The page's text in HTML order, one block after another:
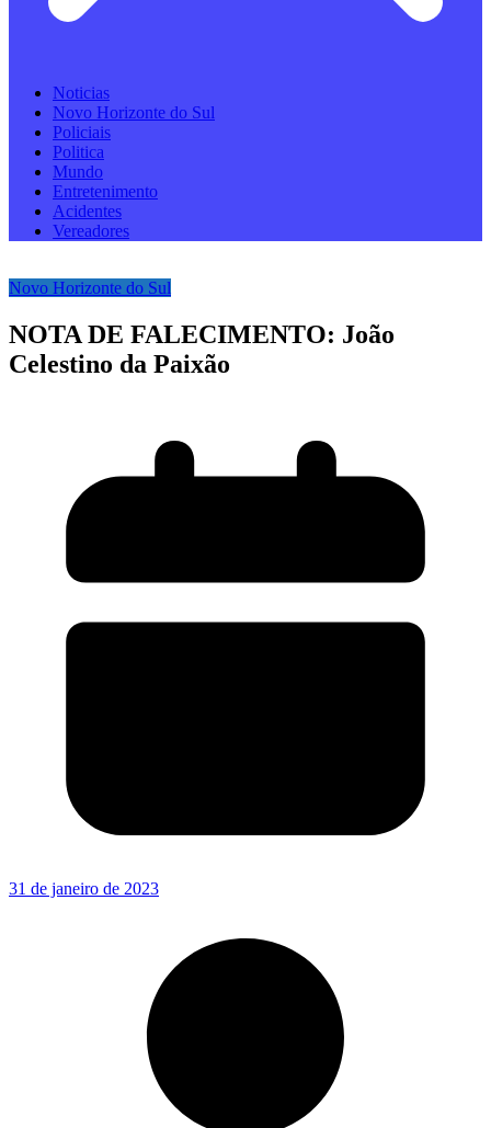
Noticias
Novo Horizonte do Sul
Policiais
Politica
Mundo
Entretenimento
Acidentes
Vereadores
Novo Horizonte do Sul
NOTA DE FALECIMENTO: João
Celestino da Paixão
31 de janeiro de 2023